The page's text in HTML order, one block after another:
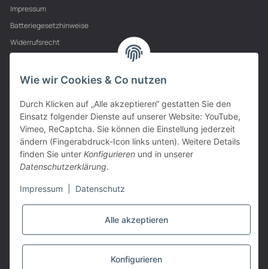
Impressum
Batteriegesetzhinweise
Widerrufsrecht
PARTNER
VERTRAG WIDERRUFEN
Wie wir Cookies & Co nutzen
Durch Klicken auf „Alle akzeptieren“ gestatten Sie den
Einsatz folgender Dienste auf unserer Website: YouTube,
Vimeo, ReCaptcha. Sie können die Einstellung jederzeit
ändern (Fingerabdruck-Icon links unten). Weitere Details
finden Sie unter Konfigurieren und in unserer
Datenschutzerklärung.
Impressum Datenschutz
Alle akzeptieren
Konfigurieren